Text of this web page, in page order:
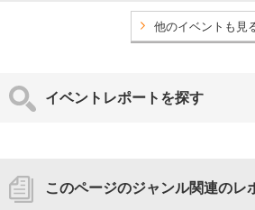
他のイベントも見
イベントレポートを探す
このページのジャンル関連のレ